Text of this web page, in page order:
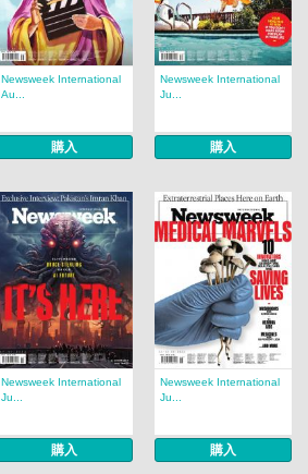
Newsweek International
Au...
購入
Newsweek International
Ju...
購入
Newsweek International
Ju...
購入
Newsweek International
Ju...
購入